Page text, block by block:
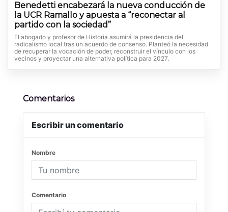
Benedetti encabezará la nueva conducción de
la UCR Ramallo y apuesta a “reconectar al
partido con la sociedad”
El abogado y profesor de Historia asumirá la presidencia del
radicalismo local tras un acuerdo de consenso. Planteó la necesidad
de recuperar la vocación de poder, reconstruir el vínculo con los
vecinos y proyectar una alternativa política para 2027.
Comentarios
Escribir un comentario
Nombre
Comentario